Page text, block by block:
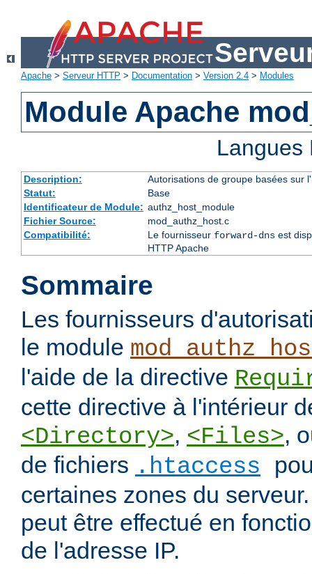
Apache > Serveur HTTP > Documentation > Version 2.4 > Modules
Module Apache
Description:
Autorisations de groupe basées sur
Statut:
Base
Identificateur de Module: authz_host_module
Fichier Source:
mod_authz_host.c
Compatibilité:
Le fournisseur forward-dnsest
HTTP Apache
Sommaire
Les fournisseurs
le module
l'aide de la directive
cette directive à l'intérieur
<Directory>, <Files>,
de fichiers .htaccess
certaines zones du
peut être effectué en
de l'adresse IP.